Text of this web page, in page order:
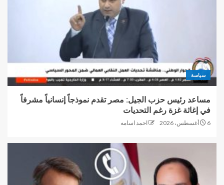
سياسة
مساعد رئيس حزب الجيل: مصر تقدم نموذجاً إنسانياً مشرفاً
في إغاثة غزة رغم التحديات
6 أغسطس، 2026 احمد اسامه